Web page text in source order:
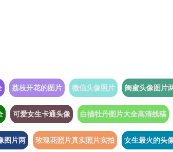
荔枝开花的图片 微信头像照片 闺蜜头像图片
可爱女生卡通头像 白描牡丹图片大全高清线稿
图片两 玫瑰花照片真实照片实拍 女生最火的头